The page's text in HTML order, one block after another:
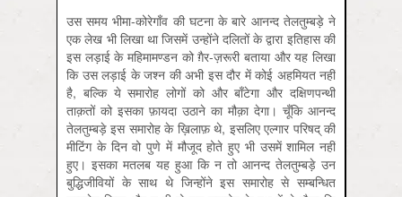
उस समय भीमा-कोरेगाँव की घटना के बारे आनन्द तेलतुम्बड़े ने
एक लेख भी लिखा था जिसमें उन्होंने दलितों के द्वारा इतिहास की
इस लड़ाई के महिमामण्डन को ग़ैर-ज़रूरी बताया और यह लिखा
कि उस लड़ाई के जश्न की अभी इस दौर में कोई अहमियत नहीं
है, बल्कि ये समारोह लोगों को और बाँटेगा और दक्षिणपन्थी
ताक़तों को इसका फ़ायदा उठाने का मौक़ा देगा। चूँकि आनन्द
तेलतुम्बड़े इस समारोह के ख़िलाफ़ थे, इसलिए एल्गार परिषद् की
मीटिंग के दिन वो पुणे में मौजूद होते हुए भी उसमें शामिल नहीं
हुए। इसका मतलब यह हुआ कि न तो आनन्द तेलतुम्बड़े उन
बुद्धिजीवियों के साथ थे जिन्होंने इस समारोह से सम्बन्धित